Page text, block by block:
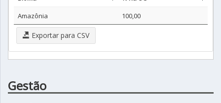
Amazônia
100,00
Exportar para CSV
Gestão